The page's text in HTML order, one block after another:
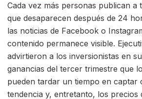
Cada vez más personas publican a
que desaparecen después de 24
las noticias de Facebook o
contenido permanece visible.
advirtieron a los inversionistas en
ganancias del tercer trimestre que
pueden tardar un tiempo en captar
tendencia y, entretanto, los precios